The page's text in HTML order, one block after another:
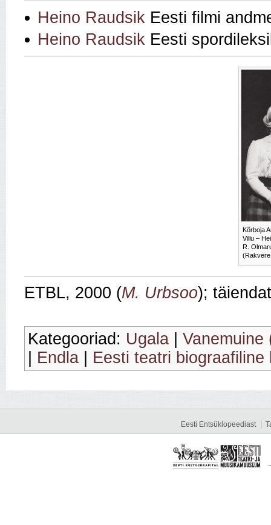
Heino Raudsik Eesti filmi
Heino Raudsik Eesti
Kõrboja
Villu –
R.
(Rakvere
ETBL, 2000 (M. Urbsoo);
Kategooriad: Ugala
Vanemuine
Endla Eesti teatri biograafiline
Eesti Entsüklopeediast